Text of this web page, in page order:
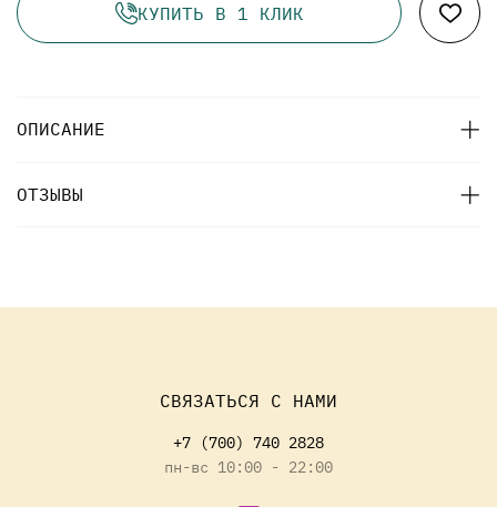
КУПИТЬ В 1 КЛИК
ОПИСАНИЕ
ОТЗЫВЫ
СВЯЗАТЬСЯ С НАМИ
+7 (700) 740 2828
пн-вс 10:00 - 22:00